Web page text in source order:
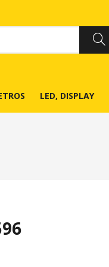
LED, DISPLAY